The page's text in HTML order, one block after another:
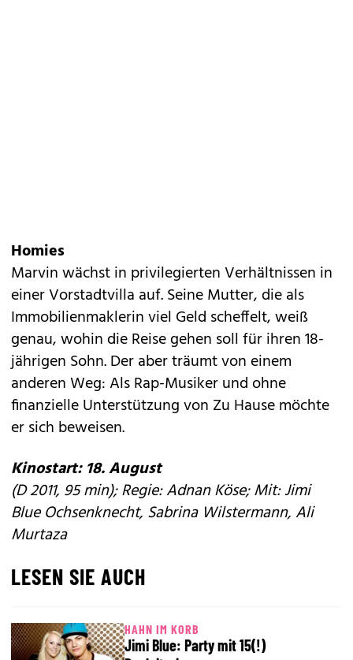
Homies
Marvin wächst in privilegierten Verhältnissen in
einer Vorstadtvilla auf. Seine Mutter, die als
Immobilienmaklerin viel Geld scheffelt, weiß
genau, wohin die Reise gehen soll für ihren 18-
jährigen Sohn. Der aber träumt von einem
anderen Weg: Als Rap-Musiker und ohne
finanzielle Unterstützung von Zu Hause möchte
er sich beweisen.
Kinostart: 18. August
(D 2011, 95 min); Regie: Adnan Köse; Mit: Jimi
Blue Ochsenknecht, Sabrina Wilstermann, Ali
Murtaza
LESEN SIE AUCH
HAHN IM KORB
Jimi Blue: Party mit 15(!)